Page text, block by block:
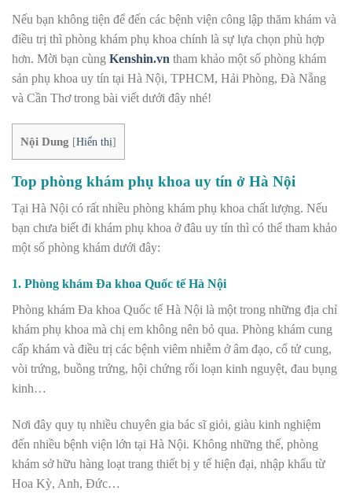
Nếu bạn không tiện để đến các bệnh viện công lập thăm khám và
điều trị thì phòng khám phụ khoa chính là sự lựa chọn phù hợp
hơn. Mời bạn cùng Kenshin.vn tham khảo một số phòng khám
sản phụ khoa uy tín tại Hà Nội, TPHCM, Hải Phòng, Đà Nẵng
và Cần Thơ trong bài viết dưới đây nhé!
Nội Dung [Hiển thị]
Top phòng khám phụ khoa uy tín ở Hà Nội
Tại Hà Nội có rất nhiều phòng khám phụ khoa chất lượng. Nếu
bạn chưa biết đi khám phụ khoa ở đâu uy tín thì có thể tham khảo
một số phòng khám dưới đây:
1. Phòng khám Đa khoa Quốc tế Hà Nội
Phòng khám Đa khoa Quốc tế Hà Nội là một trong những địa chỉ
khám phụ khoa mà chị em không nên bỏ qua. Phòng khám cung
cấp khám và điều trị các bệnh viêm nhiễm ở âm đạo, cổ tử cung,
vòi trứng, buồng trứng, hội chứng rối loạn kinh nguyệt, đau bụng
kinh…
Nơi đây quy tụ nhiều chuyên gia bác sĩ giỏi, giàu kinh nghiệm
đến nhiều bệnh viện lớn tại Hà Nội. Không những thế, phòng
khám sở hữu hàng loạt trang thiết bị y tế hiện đại, nhập khẩu từ
Hoa Kỳ, Anh, Đức…